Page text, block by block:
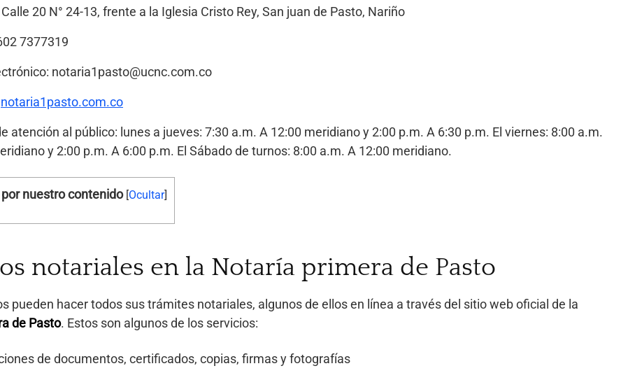
20 N° 24-13, frente a la Iglesia Cristo Rey, San juan de Pasto, Nariño
7377319
notaria1pasto@ucnc.com.co
notaria1pasto.com.co
atención al público: lunes a jueves: 7:30 a.m. A 12:00 meridiano y 2:00 p.m. A 6:30 p.m. El viernes: 8:00 a.m.
y 2:00 p.m. A 6:00 p.m. El Sábado de turnos: 8:00 a.m. A 12:00 meridiano.
nuestro contenido [Ocultar]
notariales en la Notaría primera de Pasto
pueden hacer todos sus trámites notariales, algunos de ellos en línea a través del sitio web oficial de la
de Pasto. Estos son algunos de los servicios:
de documentos, certificados, copias, firmas y fotografías